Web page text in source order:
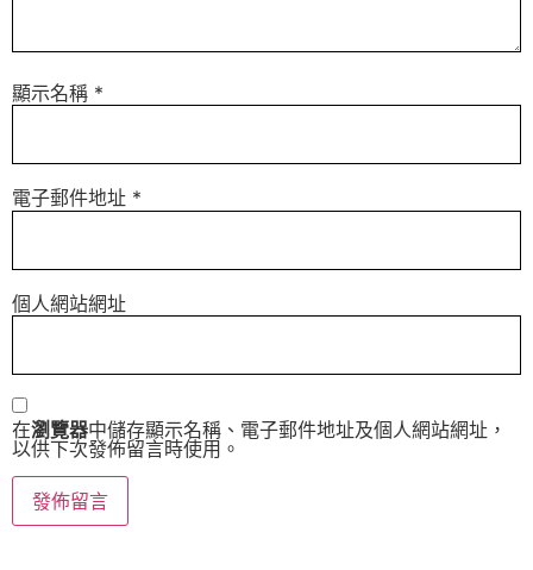
顯示名稱 *
電子郵件地址 *
個人網站網址
在瀏覽器中儲存顯示名稱、電子郵件地址及個人網站網址，
以供下次發佈留言時使用。